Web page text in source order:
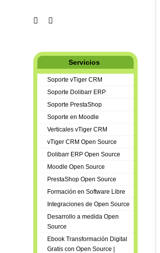
Servicios
Soporte vTiger CRM
Soporte Dolibarr ERP
Soporte PrestaShop
Soporte en Moodle
Verticales vTiger CRM
vTiger CRM Open Source
Dolibarr ERP Open Source
Moodle Open Source
PrestaShop Open Source
Formación en Software Libre
Integraciones de Open Source
Desarrollo a medida Open
Source
Ebook Transformación Digital
Gratis con Open Source |